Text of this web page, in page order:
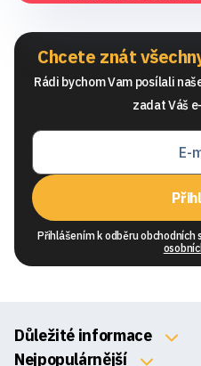
Chcete znát
Rádi bychom Vam posílali
zadat Váš
Přihlášením k odběru obchodních
Důležité informace
O nás
Nejpopulárnější